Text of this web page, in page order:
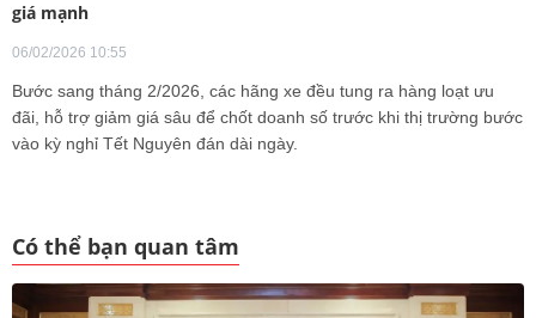
giá mạnh
06/02/2026 10:55
Bước sang tháng 2/2026, các hãng xe đều tung ra hàng loạt ưu
đãi, hỗ trợ giảm giá sâu để chốt doanh số trước khi thị trường bước
vào kỳ nghỉ Tết Nguyên đán dài ngày.
Có thể bạn quan tâm